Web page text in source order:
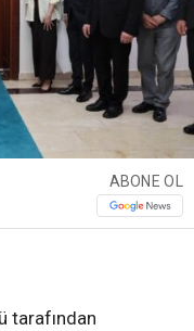
ABONE OL
tarafından